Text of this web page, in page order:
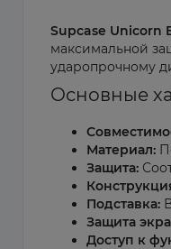
Supcase Unicorn
максимальной
ударопрочному
Основные
Материал:
Защита:
Подставка:
Защита
Доступ к